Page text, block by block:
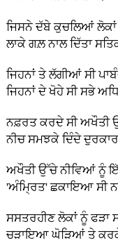
ਜਿਸਨੇ ਦੱਬੇ ਕੁਚਲਿਆਂ
ਲਾਕੇ ਗਲ਼ ਨਾਲ ਦਿੱਤਾ
ਜਿਹਨਾਂ ਤੇ ਲੱਗੀਆਂ ਸੀ
ਜਿਹਨਾਂ ਦੇ ਖੋਹੇ ਸੀ ਸਭੇ
ਨਫ਼ਰਤ ਕਰਦੇ ਸੀ ਅਖੌਤੀ
ਨੀਚ ਸਮਝਕੇ ਦਿੰਦੇ
ਅਖੌਤੀ ਉੱਚੇ ਨੀਵਿਆਂ ਨੂੰ
'ਅੰਮ੍ਰਿਤ' ਛਕਾਇਆ ਸੀ
ਸਸਤਰਹੀਣ ਲੋਕਾਂ ਨੂੰ ਫੜਾ
ਚੜਾਇਆ ਘੋੜਿਆਂ ਤੇ